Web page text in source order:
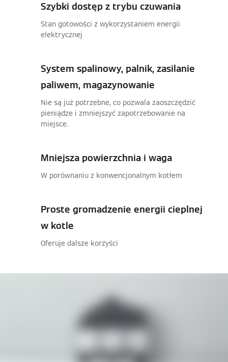
Szybki dostęp z trybu czuwania
Stan gotowości z wykorzystaniem energii
elektrycznej
System spalinowy, palnik, zasilanie
paliwem, magazynowanie
Nie są już potrzebne, co pozwala zaoszczędzić
pieniądze i zmniejszyć zapotrzebowanie na
miejsce.
Mniejsza powierzchnia i waga
W porównaniu z konwencjonalnym kotłem
Proste gromadzenie energii cieplnej
w kotle
Oferuje dalsze korzyści